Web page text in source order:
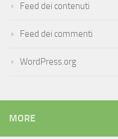
Feed dei contenuti
Feed dei commenti
WordPress.org
MORE